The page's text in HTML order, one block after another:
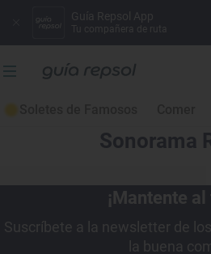
Guía Repsol App
Tu compañera de ruta
Sonorama
¡Mantente
Suscríbete a la newsletter de
la buena